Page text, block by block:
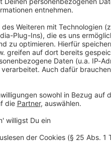
gesagt, dass die giftig ist.
glaube nicht, dass man stirbt.
Respekt vor den Tieren,
im Teamcamp in
Andrich einen
ein Eichhörnchen als
Estate und den
Elf trainiert. Aber: «Am
Kimmich. Und das wolle